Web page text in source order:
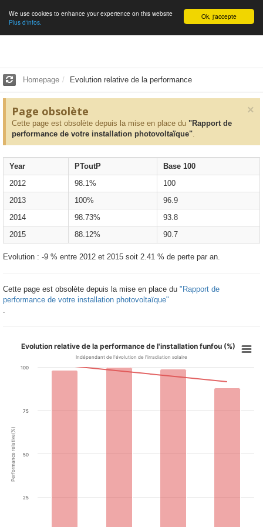
English Ok, j'accepte
We use cookies to enhance your experience on this website
Plus d'infos.
Homepage Evolution relative de la performance
×
Page obsolète
Cette page est obsolète depuis la mise en place du "Rapport de
performance de votre installation photovoltaïque".
Year PToutP
Base 100
2012
98.1%
100
2013
100%
96.9
2014
98.73%
93.8
2015
88.12% 90.7
Evolution : -9 % entre 2012 et 2015 soit 2.41 % de perte par an.
Cette page est obsolète depuis la mise en place du "Rapport de
performance de votre installation photovoltaïque"
Performance relative(%)
Evolution relative de la performance de l'installation funfou (%)
Indépendant de l'évolution de l'irradiation solaire
25
50
75
100